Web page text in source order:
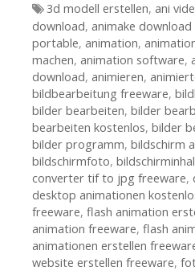
Tags
3d modell erstellen, ani
download, animake
portable, animation,
machen, animation software,
download, animieren,
bildbearbeitung freeware,
bilder bearbeiten, bilder
bearbeiten kostenlos, bilder
bilder programm, bildschirm
bildschirmfoto,
converter tif to jpg freeware,
desktop animationen
freeware, flash animation
animation freeware, flash
animationen erstellen
website erstellen freeware,